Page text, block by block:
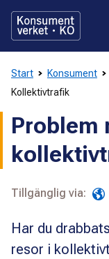
direkt
innehållet
Start Konsument
Kollektivtrafik
Problem
Tillgänglig via:
Har du
resor i